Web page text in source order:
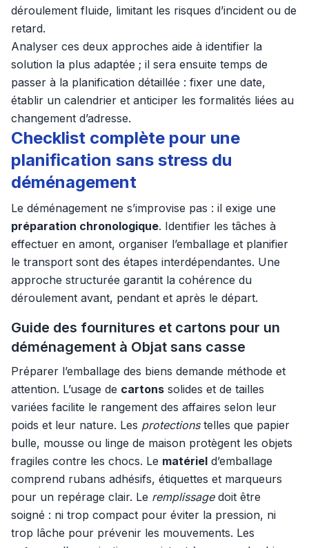
déroulement fluide, limitant les risques d’incident ou de
retard.
Analyser ces deux approches aide à identifier la
solution la plus adaptée ; il sera ensuite temps de
passer à la planification détaillée : fixer une date,
établir un calendrier et anticiper les formalités liées au
changement d’adresse.
Checklist complète pour une
planification sans stress du
déménagement
Le déménagement ne s’improvise pas : il exige une
préparation chronologique. Identifier les tâches à
effectuer en amont, organiser l’emballage et planifier
le transport sont des étapes interdépendantes. Une
approche structurée garantit la cohérence du
déroulement avant, pendant et après le départ.
Guide des fournitures et cartons pour un
déménagement à Objat sans casse
Préparer l’emballage des biens demande méthode et
attention. L’usage de cartons solides et de tailles
variées facilite le rangement des affaires selon leur
poids et leur nature. Les protectionstelles que papier
bulle, mousse ou linge de maison protègent les objets
fragiles contre les chocs. Le matériel d’emballage
comprend rubans adhésifs, étiquettes et marqueurs
pour un repérage clair. Le remplissagedoit être
soigné : ni trop compact pour éviter la pression, ni
trop lâche pour prévenir les mouvements. Les